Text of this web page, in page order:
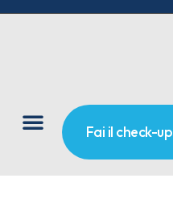
Fai il check-up